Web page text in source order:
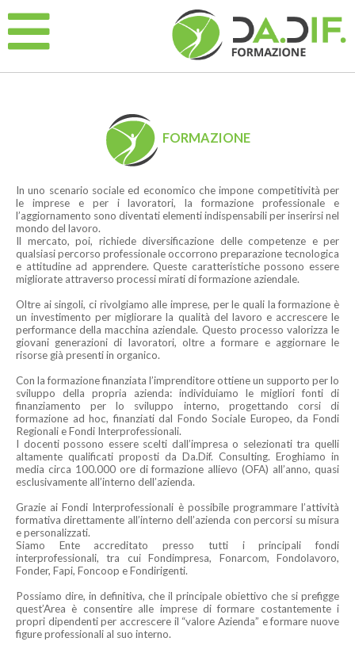
FORMAZIONE
In uno scenario sociale ed economico che impone competitività per
le imprese e per i lavoratori, la formazione professionale e
l’aggiornamento sono diventati elementi indispensabili per inserirsi nel
mondo del lavoro.
Il mercato, poi, richiede diversificazione delle competenze e per
qualsiasi percorso professionale occorrono preparazione tecnologica
e attitudine ad apprendere. Queste caratteristiche possono essere
migliorate attraverso processi mirati di formazione aziendale.
Oltre ai singoli, ci rivolgiamo alle imprese, per le quali la formazione è
un investimento per migliorare la qualità del lavoro e accrescere le
performance della macchina aziendale. Questo processo valorizza le
giovani generazioni di lavoratori, oltre a formare e aggiornare le
risorse già presenti in organico.
Con la formazione finanziata l’imprenditore ottiene un supporto per lo
sviluppo della propria azienda: individuiamo le migliori fonti di
finanziamento per lo sviluppo interno, progettando corsi di
formazione ad hoc, finanziati dal Fondo Sociale Europeo, da Fondi
Regionali e Fondi Interprofessionali.
I docenti possono essere scelti dall’impresa o selezionati tra quelli
altamente qualificati proposti da Da.Dif. Consulting. Eroghiamo in
media circa 100.000 ore di formazione allievo (OFA) all’anno, quasi
esclusivamente all’interno dell’azienda.
Grazie ai Fondi Interprofessionali è possibile programmare l’attività
formativa direttamente all’interno dell’azienda con percorsi su misura
e personalizzati.
Siamo Ente accreditato presso tutti i principali fondi
interprofessionali, tra cui Fondimpresa, Fonarcom, Fondolavoro,
Fonder, Fapi, Foncoop e Fondirigenti.
Possiamo dire, in definitiva, che il principale obiettivo che si prefigge
quest’Area è consentire alle imprese di formare costantemente i
propri dipendenti per accrescere il “valore Azienda” e formare nuove
figure professionali al suo interno.